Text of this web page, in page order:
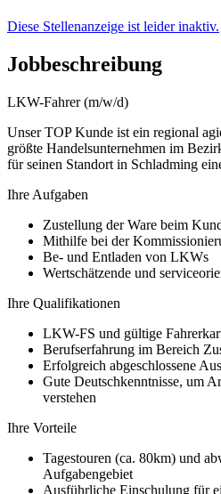
Diese Stellenanzeige ist leider inaktiv.
Jobbeschreibung
LKW-Fahrer (m/w/d)
Unser TOP Kunde ist ein regional
größte Handelsunternehmen im
für seinen Standort in Schladming
Ihre Aufgaben
Zustellung der Ware beim
Mithilfe bei der
Be- und Entladen von LKWs
Wertschätzende und
Ihre Qualifikationen
LKW-FS und gültige
Berufserfahrung im Bereich
Erfolgreich abgeschlossene
Gute Deutschkenntnisse, um
verstehen
Ihre Vorteile
Tagestouren (ca. 80km) und
Aufgabengebiet
Ausführliche Einschulung für